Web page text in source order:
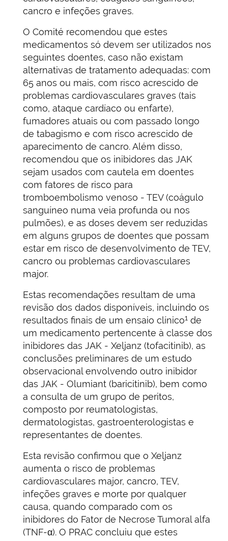
cancro e infeções graves.
O Comité recomendou que estes
medicamentos só devem ser utilizados nos
seguintes doentes, caso não existam
alternativas de tratamento adequadas: com
65 anos ou mais, com risco acrescido de
problemas cardiovasculares graves (tais
como, ataque cardíaco ou enfarte),
fumadores atuais ou com passado longo
de tabagismo e com risco acrescido de
aparecimento de cancro. Além disso,
recomendou que os inibidores das JAK
sejam usados com cautela em doentes
com fatores de risco para
tromboembolismo venoso - TEV (coágulo
sanguíneo numa veia profunda ou nos
pulmões), e as doses devem ser reduzidas
em alguns grupos de doentes que possam
estar em risco de desenvolvimento de TEV,
cancro ou problemas cardiovasculares
major.
Estas recomendações resultam de uma
revisão dos dados disponíveis, incluindo os
resultados finais de um ensaio clínico1 de
um medicamento pertencente à classe dos
inibidores das JAK - Xeljanz (tofacitinib), as
conclusões preliminares de um estudo
observacional envolvendo outro inibidor
das JAK - Olumiant (baricitinib), bem como
a consulta de um grupo de peritos,
composto por reumatologistas,
dermatologistas, gastroenterologistas e
representantes de doentes.
Esta revisão confirmou que o Xeljanz
aumenta o risco de problemas
cardiovasculares major, cancro, TEV,
infeções graves e morte por qualquer
causa, quando comparado com os
inibidores do Fator de Necrose Tumoral alfa
(TNF-α). O PRAC concluiu que estes